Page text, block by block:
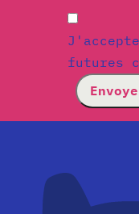
futures